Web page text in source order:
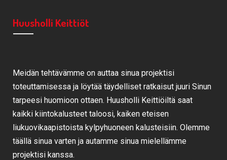
Huusholli Keittiöt
Meidän tehtävämme on auttaa sinua projektisi
toteuttamisessa ja löytää täydelliset ratkaisut juuri Sinun
tarpeesi huomioon ottaen. Huusholli Keittiöiltä saat
kaikki kiintokalusteet taloosi, kaiken eteisen
liukuovikaapistoista kylpyhuoneen kalusteisiin. Olemme
täällä sinua varten ja autamme sinua mielellämme
projektisi kanssa.